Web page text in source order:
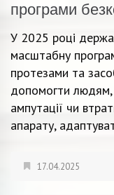
програми
У 2025 році
масштабну
протезами та
допомогти людям,
ампутації чи
апарату,
17.04.2025